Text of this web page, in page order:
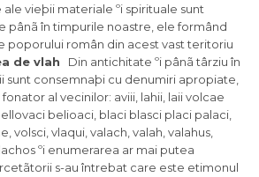
vieþii materiale ºi spirituale sunt
pânã în timpurile noastre, ele formând
poporului român din acest vast teritoriu
de vlah Din antichitate ºi pânã târziu în
sunt consemnaþi cu denumiri apropiate,
al vecinilor: aviii, lahii, laii volcae
belioaci, blaci blasci placi palaci,
volsci, vlaqui, valach, valah, valahus,
ºi enumerarea ar mai putea
s-au întrebat care este etimonul